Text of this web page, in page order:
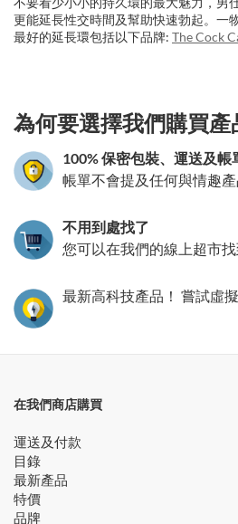
更能延長性交時間及幫助快速勃起。一
最好的延長環包括以下品牌: The Cock
為何要選擇我們購買產
100% 保密包裝、運送及帳
帳單不會提及任何與情趣
不用到處找了
您可以在我們的線上超市
最新高科技產品！ 嘗試虛
在我們商店購買
運送及付款
目錄
最新產品
特價
品牌